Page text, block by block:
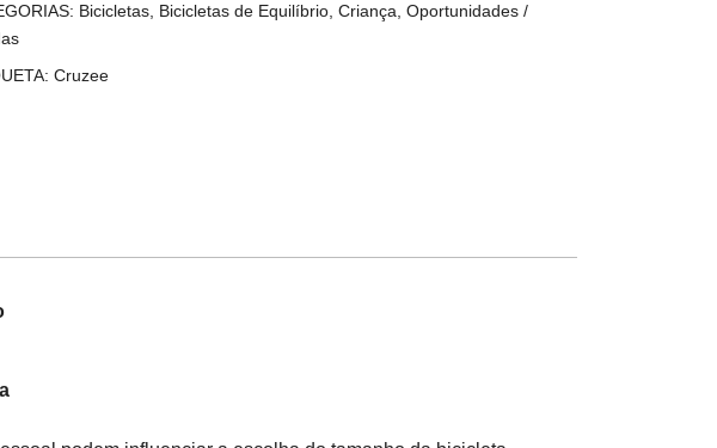
Bicicletas Bicicletas de Equilíbrio Criança Oportunidades /
Cruzee